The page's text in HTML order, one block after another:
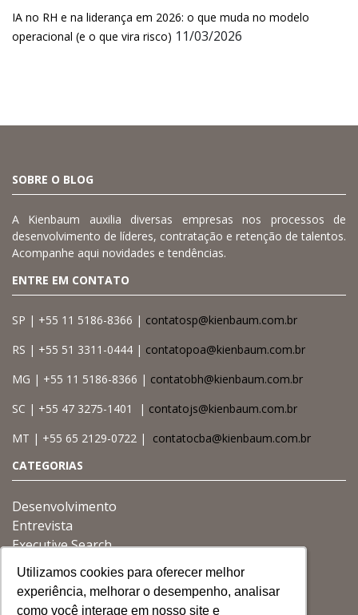
Utilizamos cookies para oferecer melhor
experiência, melhorar o desempenho, analisar
como você interage em nosso site e
Utilizamos cookies para oferecer melhor
experiência, melhorar o desempenho, analisar
como você interage em nosso site e
Utilizamos cookies para oferecer melhor
experiência, melhorar o desempenho, analisar
como você interage em nosso site e
IA no RH e na liderança em 2026: o que muda no modelo
operacional (e o que vira risco) 11/03/2026
SOBRE O BLOG
A Kienbaum auxilia diversas empresas nos processos de
desenvolvimento de líderes, contratação e retenção de talentos.
Acompanhe aqui novidades e tendências.
ENTRE EM CONTATO
SP | +55 11 5186-8366 | contatosp@kienbaum.com.br
RS | +55 51 3311-0444 | contatopoa@kienbaum.com.br
MG | +55 11 5186-8366 | contatobh@kienbaum.com.br
SC | +55 47 3275-1401 | contatojs@kienbaum.com.br
MT | +55 65 2129-0722 | contatocba@kienbaum.com.br
CATEGORIAS
Desenvolvimento
Entrevista
Executive Search
Gestão
Governança
Liderança